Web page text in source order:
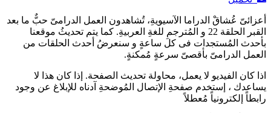
أعزائىّ عُشاقْ الدراما الآسيويةِ، تُشاهدون العمل الدرامىّ حبٌّ ما بعد
القبر الحلقة 22 و المُترجمِ للغةِ العربيةِ. كما يتم تحديثُ موقعنا
بأحدث المُستجدات فى كل ساعةٍ و سنعرضُ أحدث الحلقات من
العمل الدرامىّ بأقصىّ سرعةٍ مُمكنةٍ.
اذا كان الفيديو لا يعمل، محاولة تحديث الصفحة. إذا كان هذا لا
يساعدك ، إستخدم صفحةِ الإتصال المُوضحةِ آدناه للإبلاغ عن وجود
رابطاً إلكترونياً مُعطلاً